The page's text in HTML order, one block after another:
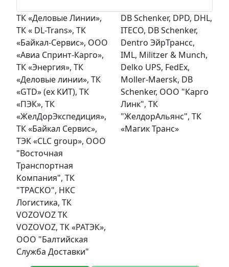
ТК «Деловые Линии»,
ТК « DL-Trans», ТК
«Байкал-Сервис», ООО
«Авиа Спринт-Карго»,
ТК «Энергия», ТК
«Деловые линии», ТК
«GTD» (ex КИТ), ТК
«ПЭК», ТК
«ЖелДорЭкспедиция»,
ТК «Байкал Сервис»,
ТЭК «CLC group», OOO
"Восточная
Транспортная
Компания", ТК
"ТРАСКО", НКС
Логистика, ТК
VOZOVOZ ТК
VOZOVOZ, ТК «РАТЭК»,
ООО "Балтийская
Служба Доставки"
DB Schenker, DPD, DHL,
ITECO, DB Schenker,
Dentro ЭйрТрансс,
IML, Militzer & Munch,
Delko UPS, FedEx,
Moller-Maersk, DB
Schenker, ООО "Карго
Линк", ТК
"ЖелдорАльянс", ТК
«Магик Транс»